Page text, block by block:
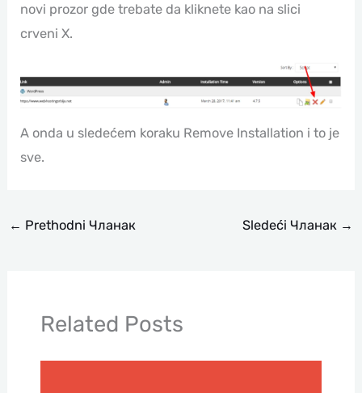
novi prozor gde trebate da kliknete kao na slici
crveni X.
A onda u sledećem koraku Remove Installation i to je
sve.
← Prethodni Чланак Sledeći Чланак →
Related Posts